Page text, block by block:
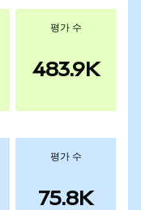
평가 수
483.9K
평가 수
75.8K